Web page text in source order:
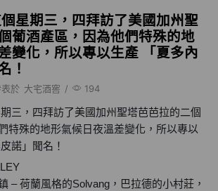
星期三，四拜訪了美國加州聖
葡酒產區，因為他們特殊的地
變化，所以專以生產 「夏多內
！
表於 大宅酒窖 / 194
三，四拜訪了美國加州聖塔芭芭拉的二個
特殊的地形氣候日夜溫差變化，所以專以
諾」聞名！
– 荷蘭風格的Solvang，巴拉德的小村莊，